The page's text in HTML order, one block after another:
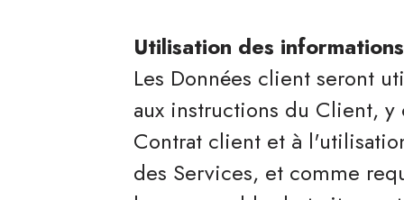
Utilisation des informations
Les Données client seront
aux instructions du Client,
Contrat client et à
des Services, et comme